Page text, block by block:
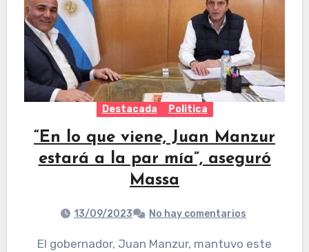
Destacada Politica
“En lo que viene, Juan Manzur
estará a la par mía”, aseguró
Massa
13/09/2023 No hay comentarios
El gobernador, Juan Manzur, mantuvo este